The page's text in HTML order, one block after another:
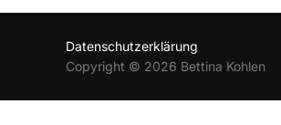
Datenschutzerklärung
Copyright © 2026 Bettina Kohlen